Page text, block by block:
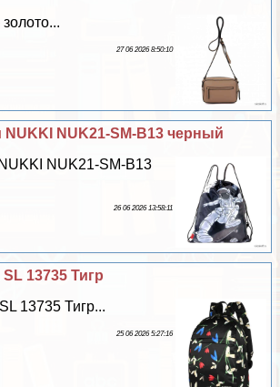
27 06 2026 8:50:10
NUK21-SM-B13 черный
NUK21-SM-B13
26 06 2026 13:58:11
13735 Тигр
13735 Тигр...
25 06 2026 5:27:16